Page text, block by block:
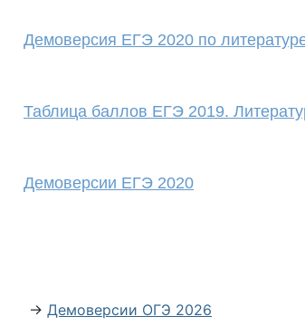
Демоверсия ЕГЭ 2020 по
Таблица баллов ЕГЭ 2019.
Демоверсии ЕГЭ 2020
→ Демоверсии ОГЭ 2026